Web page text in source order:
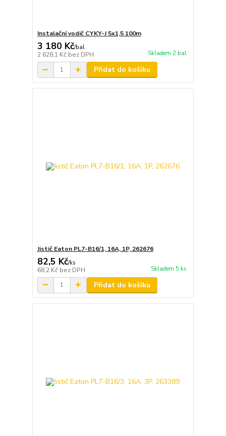
Instalační vodič CYKY-J 5x1,5 100m
3 180 Kč/bal
2 628,1 Kč bez DPH Skladem 2 bal
Přidat do košíku
Jistič Eaton PL7-B16/1, 16A, 1P, 262676
82,5 Kč/ks
68,2 Kč bez DPH Skladem 5 ks
Přidat do košíku